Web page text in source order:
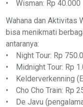
• Wisman: Rp 40.000
Wahana dan Aktivitas
bisa menikmati
antaranya:
• Night Tour: Rp
• Midnight Tour: Rp
• Kelderverkenning
• Cho Cho Train: Rp
• De Javu